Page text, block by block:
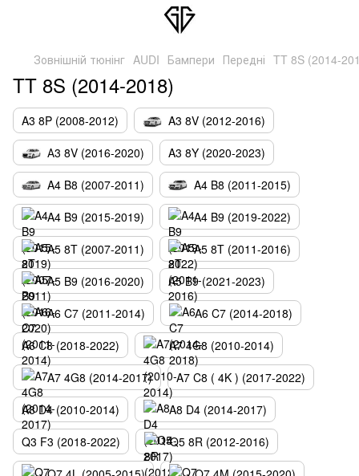
Зовнішній тюнінг AUDI Бампери Передні TT 8S (2014-
TT 8S (2014-2018)
A3 8P (2008-2012)
A3 8V (2012-2016)
А3 8V (2016-2020)
A3 8Y (2020-2023)
A4 B8 (2007-2011)
A4 B8 (2011-2015)
A4 B9 (2015-2019)
A4 B9 (2019-2022)
A5 8T (2007-2011)
A5 8T (2011-2016)
A5 B9 (2016-2020)
A5 B9 (2021-2023)
A6 C7 (2011-2014)
A6 C7 (2014-2018)
A6 C8 (2018-2022)
A7 4G8 (2010-2014)
A7 4G8 (2014-2017)
A7 C8 ( 4K ) (2017-2022)
A8 D4 (2010-2014)
A8 D4 (2014-2017)
Q3 F3 (2018-2022)
Q5 8R (2012-2016)